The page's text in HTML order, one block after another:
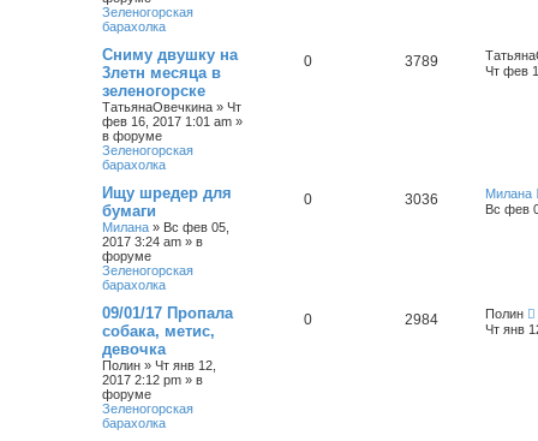
Зеленогорская
барахолка
Сниму двушку на
3летн месяца в
зеленогорске
ТатьянаОвечкина » Чт
фев 16, 2017 1:01 am »
в форуме
Зеленогорская
барахолка
0 3789
Чт фев
Ищу шредер для
бумаги
Милана » Вс фев 05,
2017 3:24 am » в
форуме
Зеленогорская
барахолка
0 3036
Милана
Вс фев
09/01/17 Пропала
собака, метис,
девочка
Полин » Чт янв 12,
2017 2:12 pm » в
форуме
Зеленогорская
барахолка
0 2984
Полин
Чт янв